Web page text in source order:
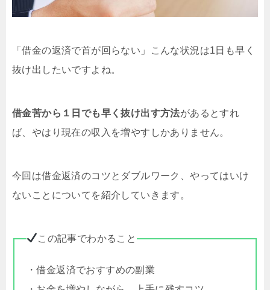
「借金の返済で首が回らない」こんな状況は1日も早く
抜け出したいですよね。
借金苦から１日でも早く抜け出す方法があるとすれ
ば、やはり現在の収入を増やすしかありません。
今回は借金返済のコツとダブルワーク、やってはいけ
ないことについてを紹介していきます。
この記事でわかること
・借金返済でおすすめの副業